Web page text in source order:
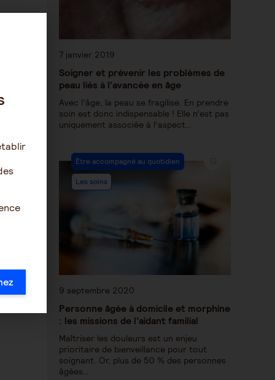
7 janvier 2019
Soigner et prévenir les problèmes de
peau liés à l’avancée en âge
Avec l’âge, la peau se fragilise. En prendre
soin est donc indispensable ! Elle n’est pas
uniquement associée à l’aspect…
Être accompagné au quotidien
Les soins
9 septembre 2020
Personne âgée à domicile et morphine
: les missions de l’aidant familial
Maîtriser les douleurs est un enjeu
prioritaire de bienveillance pour tout
soignant. Or, plus de 50 % des personnes
âgées…